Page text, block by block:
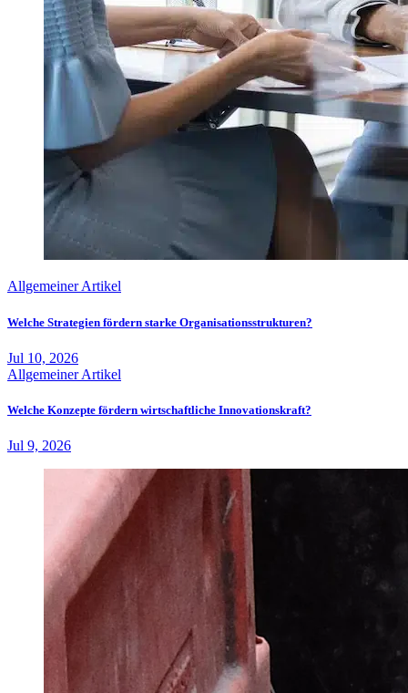
Allgemeiner Artikel
Welche Strategien fördern starke Organisationsstrukturen?
Jul 10, 2026
Allgemeiner Artikel
Welche Konzepte fördern wirtschaftliche Innovationskraft?
Jul 9, 2026